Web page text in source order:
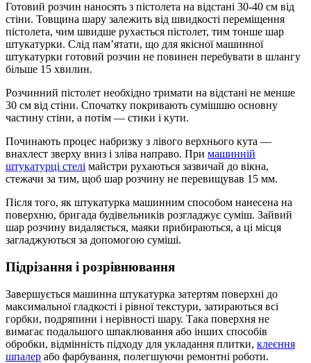
Готовий розчин наносять з пістолета на відстані 30-40 см від
стіни. Товщина шару залежить від швидкості переміщення
пістолета, чим швидше рухається пістолет, тим тонше шар
штукатурки. Слід пам’ятати, що для якісної машинної
штукатурки готовий розчин не повинен перебувати в шлангу
більше 15 хвилин.
Розчинний пістолет необхідно тримати на відстані не менше
30 см від стіни. Спочатку покривають сумішшю основну
частину стіни, а потім — стики і кути.
Починають процес набризку з лівого верхнього кута —
внахлест зверху вниз і зліва направо. При машинній
штукатурці стелі майстри рухаються зазвичай до вікна,
стежачи за тим, щоб шар розчину не перевищував 15 мм.
Після того, як штукатурка машинним способом нанесена на
поверхню, бригада будівельників розгладжує суміш. Зайвий
шар розчину видаляється, маяки прибираються, а ці місця
загладжуються за допомогою суміші.
Підрізання і розрівнювання
Завершується машинна штукатурка затертям поверхні до
максимальної гладкості і рівної текстури, затираються всі
горбки, подряпини і нерівності шару. Така поверхня не
вимагає подальшого шпаклювання або інших способів
обробки, відмінність підходу для укладання плитки, клеєння
шпалер або фарбування, полегшуючи ремонтні роботи.